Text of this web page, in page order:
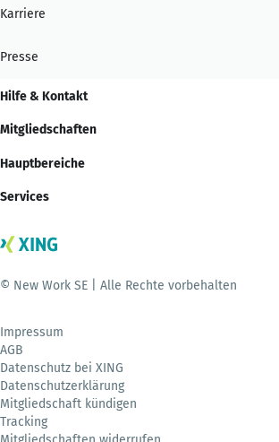
Karriere
Presse
Hilfe & Kontakt
Mitgliedschaften
Hauptbereiche
Services
© New Work SE | Alle Rechte vorbehalten
Impressum
AGB
Datenschutz bei XING
Datenschutzerklärung
Mitgliedschaft kündigen
Tracking